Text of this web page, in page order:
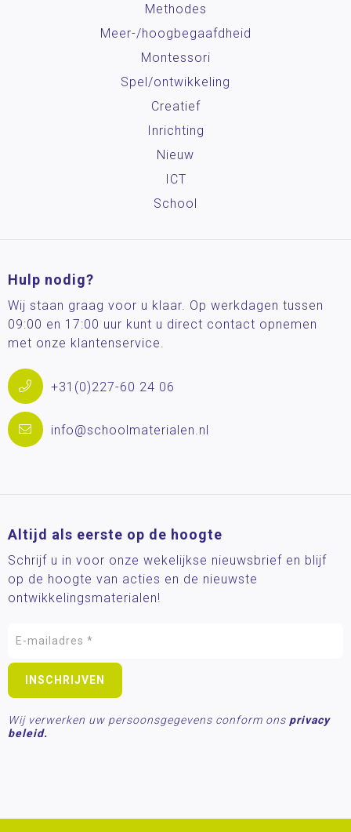
Methodes
Meer-/hoog­begaafdheid
Montessori
Spel/ontwikkeling
Creatief
Inrichting
Nieuw
ICT
School
Hulp nodig?
Wij staan graag voor u klaar. Op werkdagen tussen
09:00 en 17:00 uur kunt u direct contact opnemen
met onze klantenservice.
+31(0)227-60 24 06
info@schoolmaterialen.nl
Altijd als eerste op de hoogte
Schrijf u in voor onze wekelijkse nieuwsbrief en blijf
op de hoogte van acties en de nieuwste
ontwikkelingsmaterialen!
Wij verwerken uw persoonsgegevens conform ons privacy
beleid.